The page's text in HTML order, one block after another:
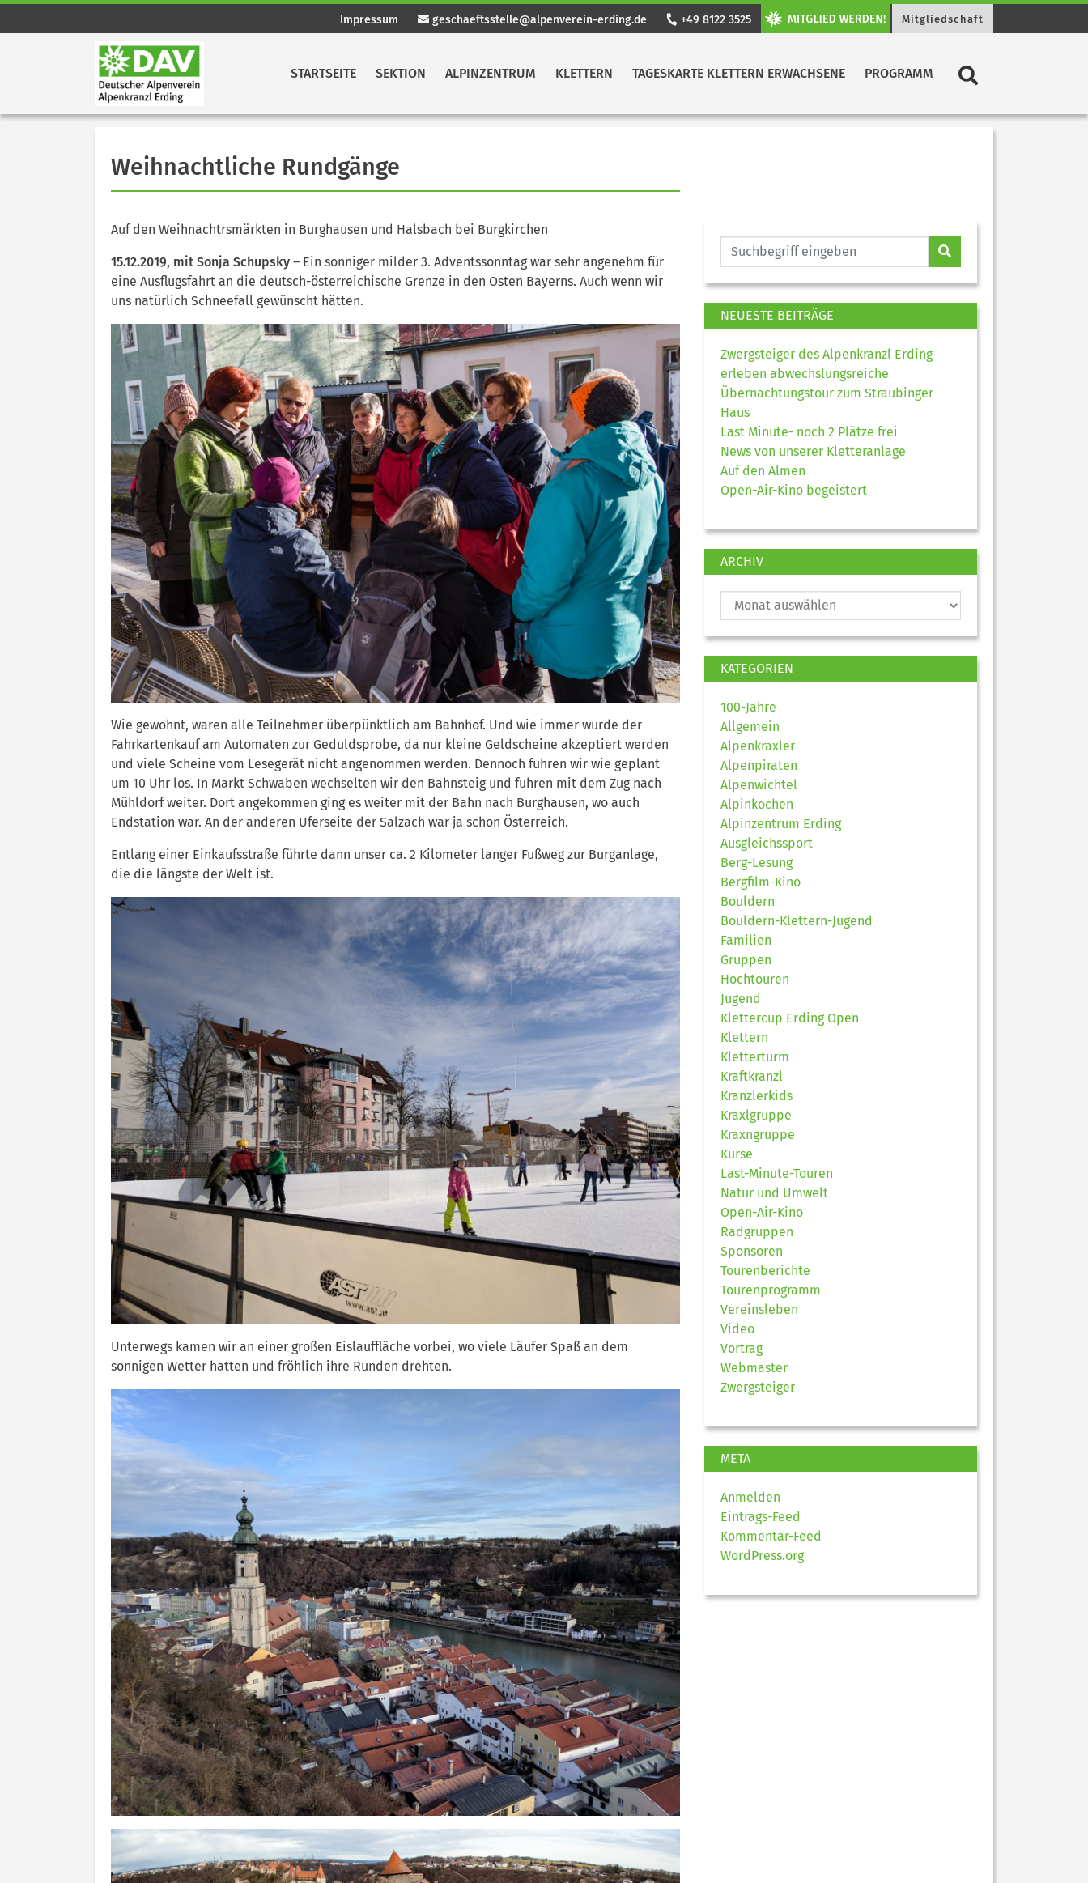
Impressum geschaeftsstelle@alpenverein-erding.de +49 8122 3525 Mitgliedschaft
STARTSEITE SEKTION ALPINZENTRUM KLETTERN TAGESKARTE KLETTERN ERWACHSENE PROGRAMM
Weihnachtliche Rundgänge
Auf den Weihnachtrsmärkten in Burghausen und Halsbach bei Burgkirchen
15.12.2019, mit Sonja Schupsky – Ein sonniger milder 3. Adventssonntag war sehr angenehm für
eine Ausflugsfahrt an die deutsch-österreichische Grenze in den Osten Bayerns. Auch wenn wir
uns natürlich Schneefall gewünscht hätten.
Wie gewohnt, waren alle Teilnehmer überpünktlich am Bahnhof. Und wie immer wurde der
Fahrkartenkauf am Automaten zur Geduldsprobe, da nur kleine Geldscheine akzeptiert werden
und viele Scheine vom Lesegerät nicht angenommen werden. Dennoch fuhren wir wie geplant
um 10 Uhr los. In Markt Schwaben wechselten wir den Bahnsteig und fuhren mit dem Zug nach
Mühldorf weiter. Dort angekommen ging es weiter mit der Bahn nach Burghausen, wo auch
Endstation war. An der anderen Uferseite der Salzach war ja schon Österreich.
Entlang einer Einkaufsstraße führte dann unser ca. 2 Kilometer langer Fußweg zur Burganlage,
die die längste der Welt ist.
Unterwegs kamen wir an einer großen Eislauffläche vorbei, wo viele Läufer Spaß an dem
sonnigen Wetter hatten und fröhlich ihre Runden drehten.
NEUESTE BEITRÄGE
Zwergsteiger des Alpenkranzl Erding
erleben abwechslungsreiche
Übernachtungstour zum Straubinger
Haus
Last Minute- noch 2 Plätze frei
News von unserer Kletteranlage
Auf den Almen
Open-Air-Kino begeistert
ARCHIV
KATEGORIEN
100-Jahre
Allgemein
Alpenkraxler
Alpenpiraten
Alpenwichtel
Alpinkochen
Alpinzentrum Erding
Ausgleichssport
Berg-Lesung
Bergfilm-Kino
Bouldern
Bouldern-Klettern-Jugend
Familien
Gruppen
Hochtouren
Jugend
Klettercup Erding Open
Klettern
Kletterturm
Kraftkranzl
Kranzlerkids
Kraxlgruppe
Kraxngruppe
Kurse
Last-Minute-Touren
Natur und Umwelt
Open-Air-Kino
Radgruppen
Sponsoren
Tourenberichte
Tourenprogramm
Vereinsleben
Video
Vortrag
Webmaster
Zwergsteiger
META
Anmelden
Eintrags-Feed
Kommentar-Feed
WordPress.org